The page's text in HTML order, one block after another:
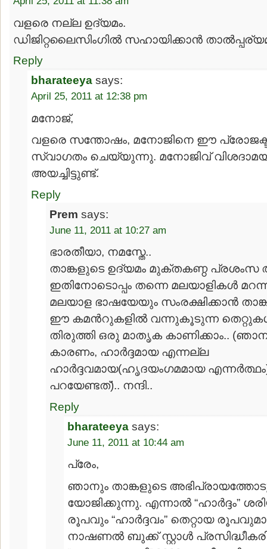
വളരെ നല്ല ഉദ്യമം.
ഡിജിറ്റലൈസിംഗിൽ സഹായിക്കാൻ
Reply
bharateeya says:
April 25, 2011 at 12:38 pm
മനോജ്,
വളരെ സന്തോഷം, മനോജിനെ ഈ
സ്വാഗതം ചെയ്യുന്നു. മനോജിവ്
അയച്ചിട്ടുണ്ട്.
Reply
Prem says:
June 11, 2011 at 10:27 am
ഭാരതീയാ, നമസ്തേ..
താങ്കളുടെ ഉദ്യമം മുക്തകണ്ഠ പ്രശംസ
ഇതിനോടൊപ്പം തന്നെ മലയാളികള്‍
മലയാള ഭാഷയേയും സം‍രക്ഷിക്കാന്‍
ഈ കമന്‍റുകളില്‍ വന്നുകൂടുന്ന
തിരുത്തി ഒരു മാതൃക കാണിക്കാം..
കാരണം, ഹാര്‍ദ്ദമായ എന്നല്ല
ഹാര്‍ദ്ദവമായ(ഹൃദയം‍ഗമമായ
പറയേണ്ടത്).. നന്ദി..
Reply
bharateeya says:
June 11, 2011 at 10:44 am
പ്രേം,
ഞാനും താങ്കളുടെ
യോജിക്കുന്നു. എന്നാല്‍ “ഹാര്‍ദ്ദം”
രൂപവും “ഹാര്‍ദ്ദവം” തെറ്റായ
നാഷണല്‍ ബുക്ക് സ്റ്റാള്‍